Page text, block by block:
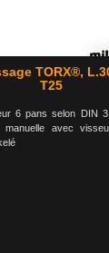
TORX®,
T25
6 pans selon DIN
manuelle avec